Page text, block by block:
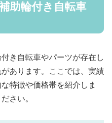
助輪付き自転車
き自転車やパーツが存在し
あります。ここでは、実績
特徴や価格帯を紹介しま
さい。